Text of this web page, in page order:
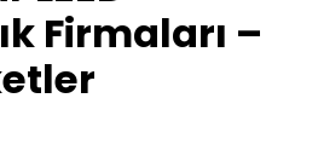
Firmaları –